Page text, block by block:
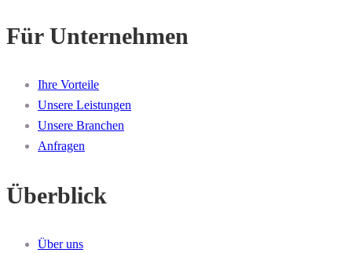
Für Unternehmen
Ihre Vorteile
Unsere Leistungen
Unsere Branchen
Anfragen
Überblick
Über uns